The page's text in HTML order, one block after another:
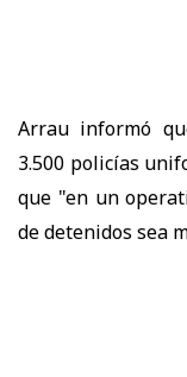
Arrau informó
3.500 policías
que "en un
de detenidos sea